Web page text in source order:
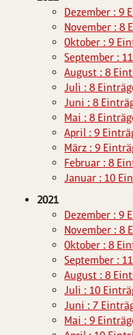
Dezember : 9
November : 8
Oktober : 9
September :
August : 8
Juli : 8
Juni : 8
Mai : 8
April : 9
März : 9
Februar : 8
Januar : 10
2021
Dezember : 9
November : 8
Oktober : 8
September :
August : 8
Juli : 10
Juni : 7
Mai : 9